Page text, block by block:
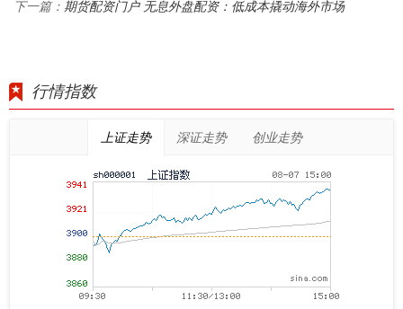
下一篇： 期货配资门户 无息外盘配资：低成本撬动海外市场
行情指数
上证走势 深证走势 创业走势